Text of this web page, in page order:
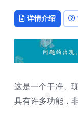
❅
详情介绍
这是一个干净、
具有许多功能，